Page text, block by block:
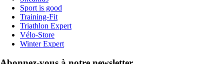
Sport is good
Training-Fit
Triathlon Expert
Vélo-Store
Winter Expert